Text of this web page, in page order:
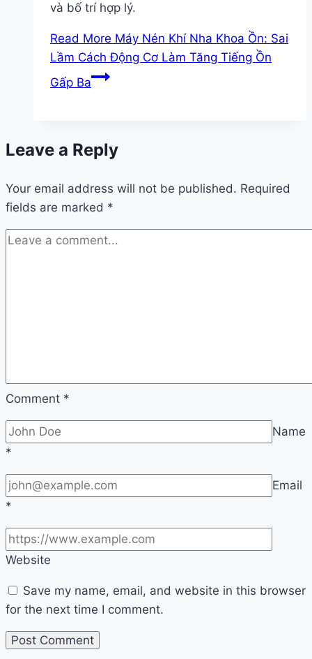
và bố trí hợp lý.
Read More Máy Nén Khí Nha Khoa Ồn: Sai
Lầm Cách Động Cơ Làm Tăng Tiếng Ồn
Gấp Ba
Leave a Reply
Your email address will not be published. Required
fields are marked *
Comment *
Name
*
Email
*
Website
Save my name, email, and website in this browser
for the next time I comment.